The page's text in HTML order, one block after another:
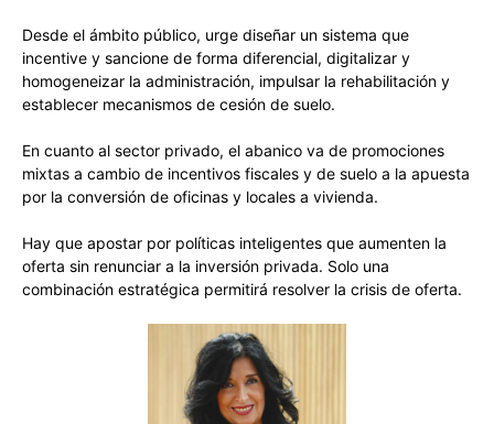
Desde el ámbito público, urge diseñar un sistema que
incentive y sancione de forma diferencial, digitalizar y
homogeneizar la administración, impulsar la rehabilitación y
establecer mecanismos de cesión de suelo.
En cuanto al sector privado, el abanico va de promociones
mixtas a cambio de incentivos fiscales y de suelo a la apuesta
por la conversión de oficinas y locales a vivienda.
Hay que apostar por políticas inteligentes que aumenten la
oferta sin renunciar a la inversión privada. Solo una
combinación estratégica permitirá resolver la crisis de oferta.